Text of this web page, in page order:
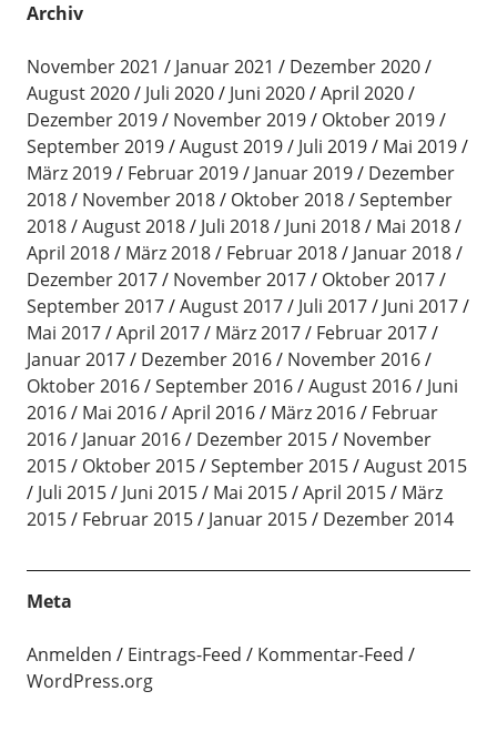
Archiv
November 2021 Januar 2021
Dezember 2020
August 2020
Juli 2020 Juni 2020
April 2020
Dezember 2019
November 2019
Oktober 2019
September 2019
August 2019 Juli 2019
Mai 2019
März 2019
Februar 2019 Januar 2019
Dezember
2018
November 2018 Oktober 2018
September
2018
August 2018 Juli 2018 Juni 2018
Mai 2018
April 2018
März 2018 Februar 2018
Januar 2018
Dezember 2017
November 2017
Oktober 2017
September 2017
August 2017 Juli 2017
Juni 2017
Mai 2017
April 2017 März 2017
Februar 2017
Januar 2017
Dezember 2016
November 2016
Oktober 2016
September 2016 August 2016
Juni
2016
Mai 2016 April 2016 März 2016
Februar
2016
Januar 2016 Dezember 2015
November
2015
Oktober 2015 September 2015
August 2015
Juli 2015
Juni 2015 Mai 2015 April 2015
März
2015
Februar 2015 Januar 2015 Dezember 2014
Meta
Anmelden Eintrags-Feed
Kommentar-Feed
WordPress.org